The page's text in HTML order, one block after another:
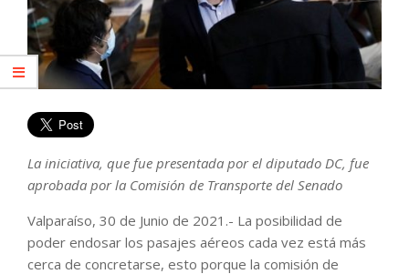
La iniciativa, que fue presentada por el diputado DC, fue
aprobada por la Comisión de Transporte del Senado
Valparaíso, 30 de Junio de 2021.- La posibilidad de
poder endosar los pasajes aéreos cada vez está más
cerca de concretarse, esto porque la comisión de